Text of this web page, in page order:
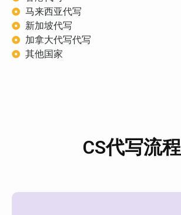
马来西亚代写
新加坡代写
加拿大代写代写
其他国家
CS代写流程